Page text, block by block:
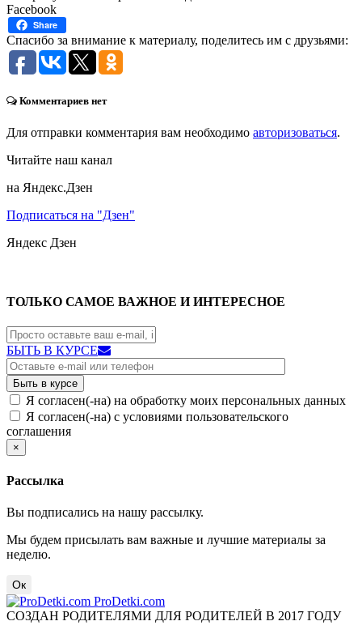
Facebook
Share
Спасибо за внимание к материалу, поделитесь им с друзьями:
Комментариев нет
Для отправки комментария вам необходимо авторизоваться.
Читайте наш канал
на Яндекс.Дзен
Подписаться на "Дзен"
Яндекс Дзен
ТОЛЬКО САМОЕ ВАЖНОЕ И ИНТЕРЕСНОЕ
БЫТЬ В КУРСЕ
Я согласен(-на) на обработку моих персональных данных
Я согласен(-на) с условиями пользовательского
соглашения
×
Рассылка
Вы подписались на нашу рассылку.
Мы будем присылать вам важные и лучшие материалы за
неделю.
Ок
ProDetki.com
СОЗДАН РОДИТЕЛЯМИ ДЛЯ РОДИТЕЛЕЙ В 2017 ГОДУ